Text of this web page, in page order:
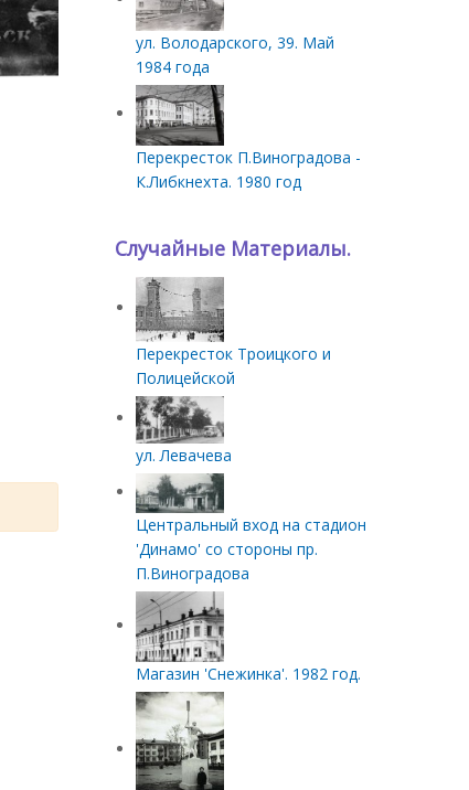
ул. Володарского, 39. Май
1984 года
Перекресток П.Виноградова -
К.Либкнехта. 1980 год
Случайные Материалы.
Перекресток Троицкого и
Полицейской
ул. Левачева
Центральный вход на стадион
'Динамо' со стороны пр.
П.Виноградова
Магазин 'Снежинка'. 1982 год.